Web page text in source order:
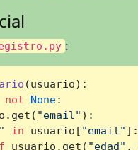
:
(usuario):
not None:
"email" ):
in usuario[ "email" ]:
usuario.get( "edad" ,